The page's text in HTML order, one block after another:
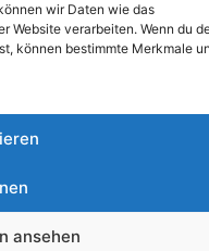
wir Daten wie das
Website verarbeiten. Wenn du
können bestimmte Merkmale
ansehen